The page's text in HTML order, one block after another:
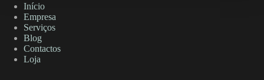
Início
Empresa
Serviços
Blog
Contactos
Loja